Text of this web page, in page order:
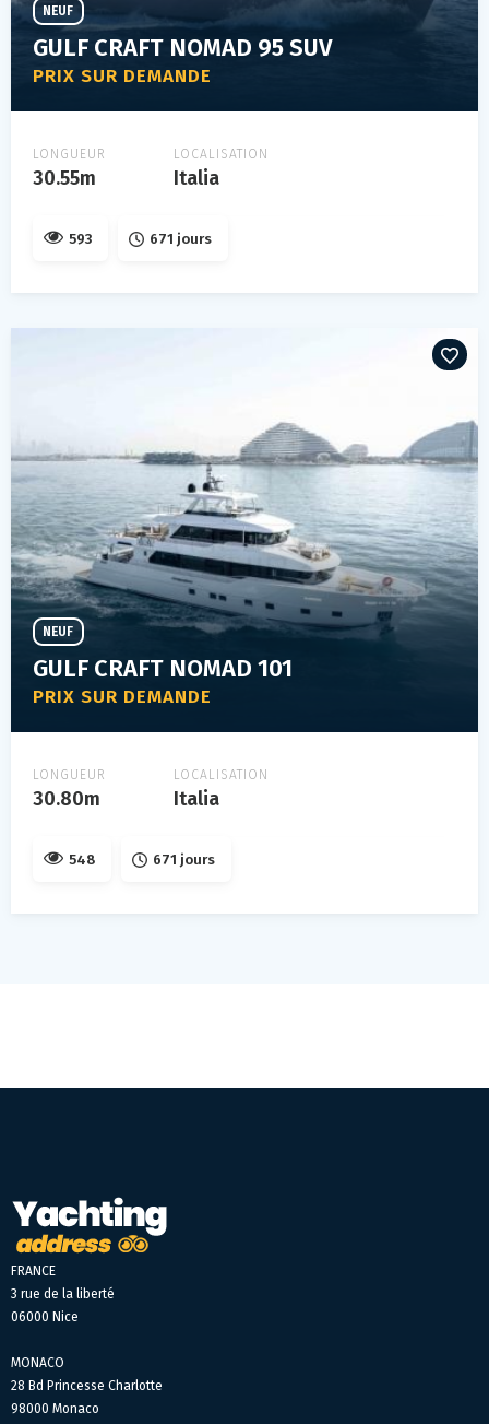
GULF CRAFT NOMAD 95 SUV
PRIX SUR DEMANDE
NEUF
LONGUEUR
30.55m
LOCALISATION
Italia
593 671 jours
GULF CRAFT NOMAD 101
PRIX SUR DEMANDE
NEUF
LONGUEUR
30.80m
LOCALISATION
Italia
548 671 jours
FRANCE
3 rue de la liberté
06000 Nice
MONACO
28 Bd Princesse Charlotte
98000 Monaco